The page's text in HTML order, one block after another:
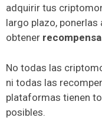
adquirir tus
largo plazo,
obtener
No todas las
ni todas las
plataformas tienen
posibles.